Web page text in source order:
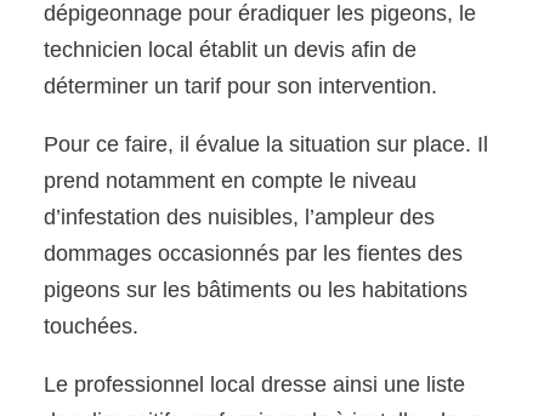
dépigeonnage pour éradiquer les pigeons, le
technicien local établit un devis afin de
déterminer un tarif pour son intervention.
Pour ce faire, il évalue la situation sur place. Il
prend notamment en compte le niveau
d’infestation des nuisibles, l’ampleur des
dommages occasionnés par les fientes des
pigeons sur les bâtiments ou les habitations
touchées.
Le professionnel local dresse ainsi une liste